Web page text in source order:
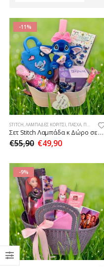
-11%
STITCH,ΛΑΜΠΆΔΕΣ ΚΟΡΊΤΣΙ, ΠΆΣΧΑ, ΠΑΣΧΑΛΙΝΈΣ ΠΡΟΤΆΣΕΙΣ ΔΏΡΩΝ
Σετ Stitch Λαμπάδα κ Δώρο σε Καλάθι
€55,90 €49,90
-9%